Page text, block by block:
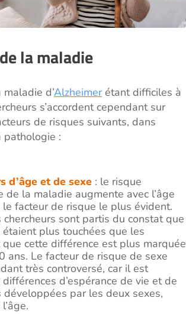
la maladie
d’Alzheimerétant difficiles à
s’accordent cependant sur
de risques suivants, dans
pathologie :
d’âge et de sexe : le risque
de la maladie augmente avec l’âge
facteur de risque le plus évident.
chercheurs sont partis du constat que
plus touchées que les
que cette différence est plus marquée
ans. Le facteur de risque de sexe
très controversé, car il est
d’espérance de vie et de
par les deux sexes,